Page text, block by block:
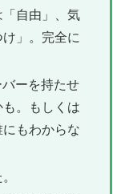
自由」、気
」。完全に
ーを持たせ
。もしくは
もわからな